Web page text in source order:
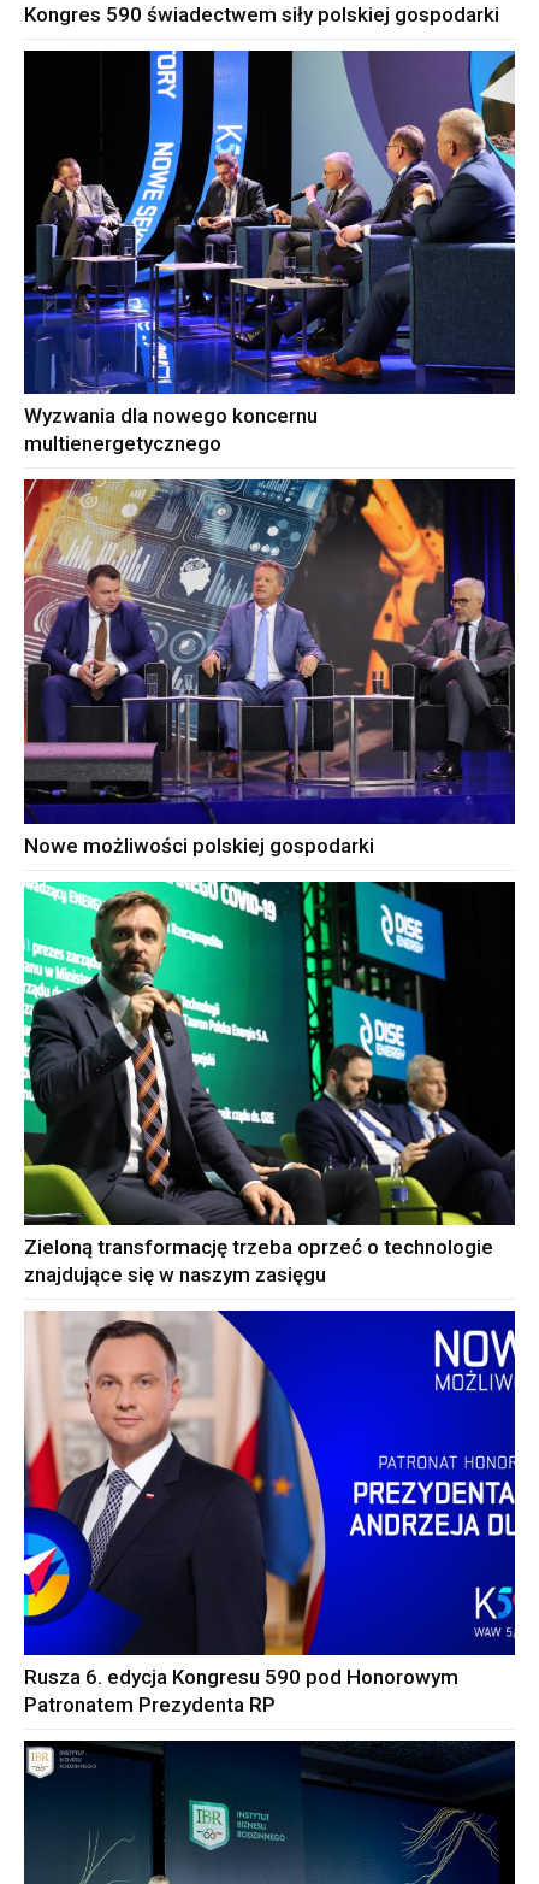
Kongres 590 świadectwem siły polskiej gospodarki
Wyzwania dla nowego koncernu
multienergetycznego
Nowe możliwości polskiej gospodarki
Zieloną transformację trzeba oprzeć o technologie
znajdujące się w naszym zasięgu
Rusza 6. edycja Kongresu 590 pod Honorowym
Patronatem Prezydenta RP